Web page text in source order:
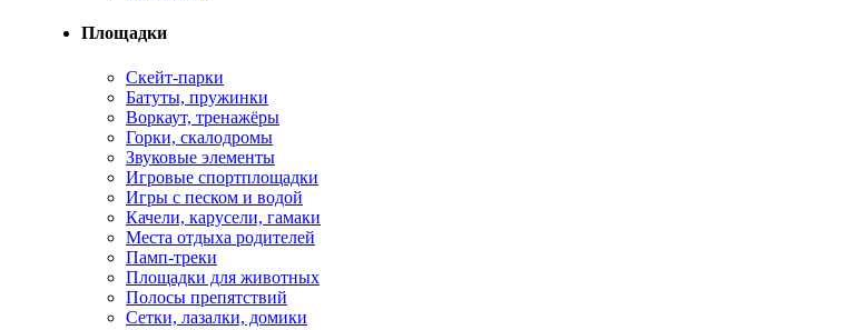
Площадки
Cкейт-парки
Батуты, пружинки
Воркаут, тренажёры
Горки, скалодромы
Звуковые элементы
Игровые спортплощадки
Игры с песком и водой
Качели, карусели, гамаки
Места отдыха родителей
Памп-треки
Площадки для животных
Полосы препятствий
Сетки, лазалки, домики